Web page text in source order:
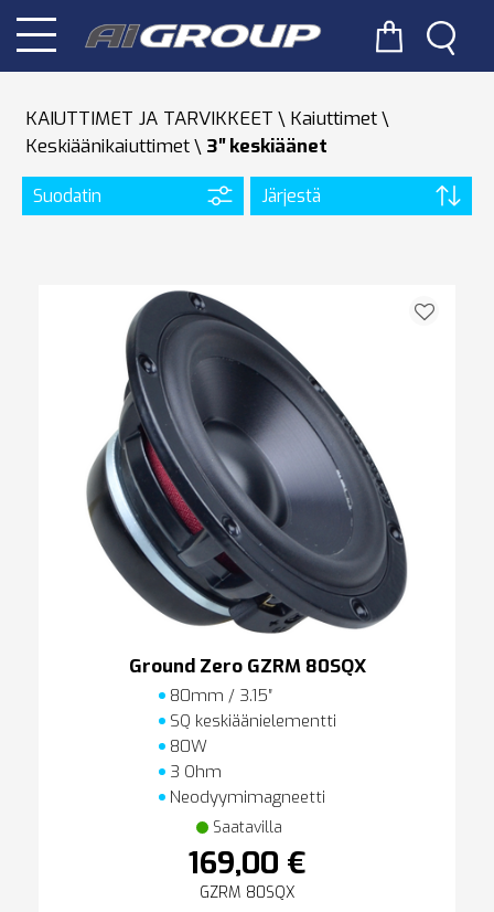
KAIUTTIMET JA TARVIKKEET
Kaiuttimet
Keskiäänikaiuttimet
3′′ keskiäänet
Suodatin Järjestä
Ground Zero GZRM 80SQX
80mm / 3.15″
SQ keskiäänielementti
80W
3 Ohm
Neodyymimagneetti
Saatavilla
169,00 €
GZRM 80SQX